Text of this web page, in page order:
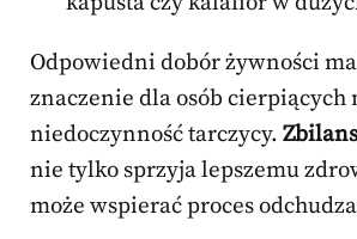
Odpowiedni dobór żywności
znaczenie dla osób cierpiących
niedoczynność tarczycy.
nie tylko sprzyja lepszemu
może wspierać proces